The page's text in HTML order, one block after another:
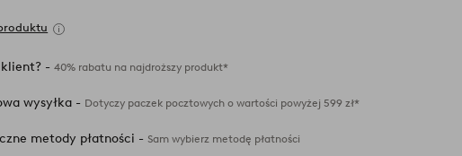
klient? -40% rabatu na najdroższy produkt*
wysyłka - Dotyczy paczek pocztowych o wartości powyżej 599 zł*
metody płatności -Sam wybierz metodę płatności